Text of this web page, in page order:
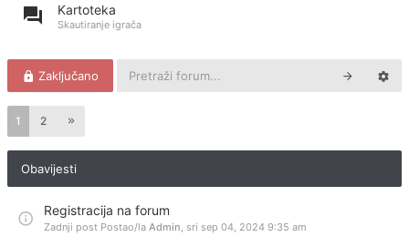
Kartoteka
Skautiranje igrača
Zaključano
1 2
Obavijesti
Registracija na forum
Zadnji post Postao/la Admin, sri sep 04, 2024 9:35 am